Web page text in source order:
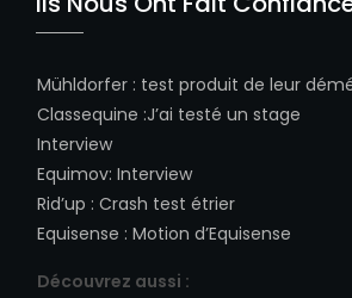
Mühldorfer : test produit de leur
Classequine :J’ai testé un stage
Interview
Equimov: Interview
Rid’up : Crash test étrier
Equisense : Motion d’Equisense
Découvrez aussi :